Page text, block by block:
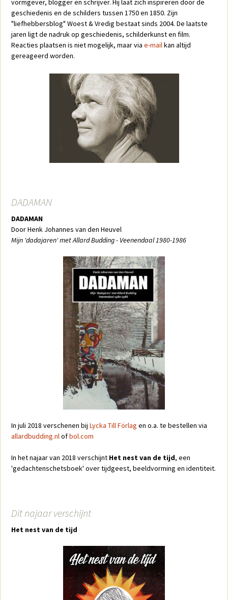
vormgever, blogger en schrijver. Hij laat zich inspireren door de
geschiedenis en de schilders tussen 1750 en 1850. Zijn
"liefhebbersblog" Woest & Vredig bestaat sinds 2004. De laatste
jaren ligt de nadruk op geschiedenis, schilderkunst en film.
Reacties plaatsen is niet mogelijk, maar via e-mailkan altijd
gereageerd worden.
DADAMAN
DADAMAN
Door Henk Johannes van den Heuvel
Mijn 'dadajaren' met Allard Budding - Veenendaal 1980-1986
In juli 2018 verschenen bij Lycka Till Förlag en o.a. te bestellen via
allardbudding.nlofbol.com
In het najaar van 2018 verschijnt Het nest van de tijd, een
'gedachtenschetsboek' over tijdgeest, beeldvorming en identiteit.
Dit najaar verschijnt
Het nest van de tijd